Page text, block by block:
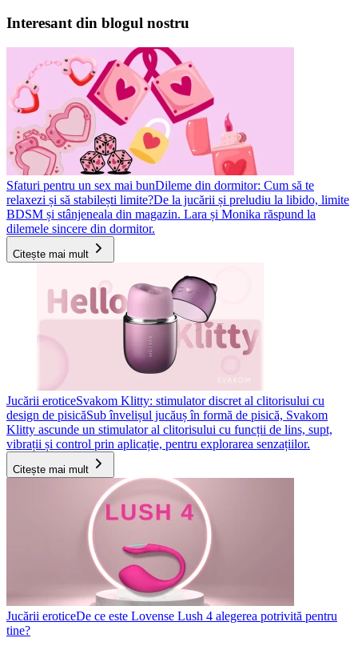
Interesant din blogul nostru
Sfaturi pentru un sex mai bunDileme din dormitor: Cum să te
relaxezi și să stabilești limite?De la jucării și preludiu la libido, limite
BDSM și stânjeneala din magazin. Lara și Monika răspund la
dilemele sincere din dormitor.
Citește mai mult
Jucării eroticeSvakom Klitty: stimulator discret al clitorisului cu
design de pisicăSub învelișul jucăuș în formă de pisică, Svakom
Klitty ascunde un stimulator al clitorisului cu funcții de lins, supt,
vibrații și control prin aplicație, pentru explorarea senzațiilor.
Citește mai mult
Jucării eroticeDe ce este Lovense Lush 4 alegerea potrivită pentru
tine?